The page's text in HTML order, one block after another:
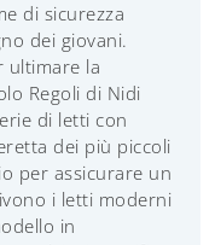
di sicurezza
dei giovani.
ultimare la
Regoli di Nidi
di letti con
dei più piccoli
per assicurare un
i letti moderni
in